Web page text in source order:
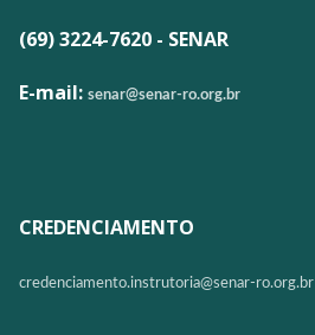
(69) 3224-7620 - SENAR
E-mail: senar@senar-ro.org.br
CREDENCIAMENTO
credenciamento.instrutoria@senar-ro.org.br